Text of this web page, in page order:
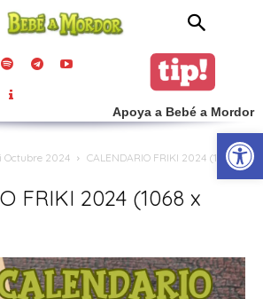
Apoya a Bebé a Mordor
Octubre 2024
CALENDARIO FRIKI 2024 (1068 x
FRIKI 2024 (1068 x